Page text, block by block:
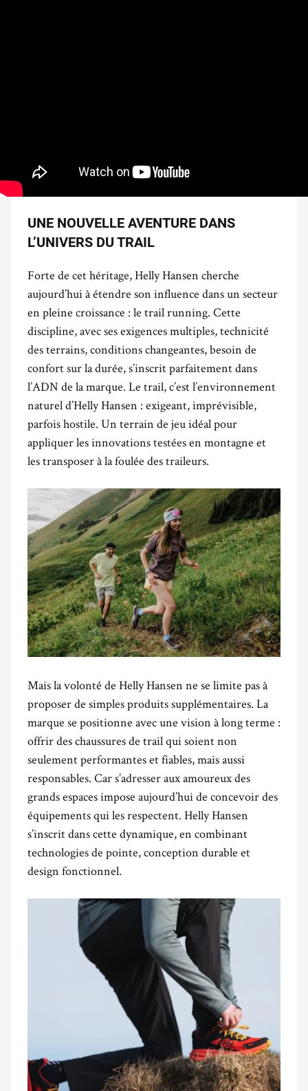
UNE NOUVELLE AVENTURE DANS
L’UNIVERS DU TRAIL
Forte de cet héritage, Helly Hansen cherche
aujourd’hui à étendre son influence dans un secteur
en pleine croissance : le trail running. Cette
discipline, avec ses exigences multiples, technicité
des terrains, conditions changeantes, besoin de
confort sur la durée, s’inscrit parfaitement dans
l’ADN de la marque. Le trail, c’est l’environnement
naturel d’Helly Hansen : exigeant, imprévisible,
parfois hostile. Un terrain de jeu idéal pour
appliquer les innovations testées en montagne et
les transposer à la foulée des traileurs.
Mais la volonté de Helly Hansen ne se limite pas à
proposer de simples produits supplémentaires. La
marque se positionne avec une vision à long terme :
offrir des chaussures de trail qui soient non
seulement performantes et fiables, mais aussi
responsables. Car s’adresser aux amoureux des
grands espaces impose aujourd’hui de concevoir des
équipements qui les respectent. Helly Hansen
s’inscrit dans cette dynamique, en combinant
technologies de pointe, conception durable et
design fonctionnel.